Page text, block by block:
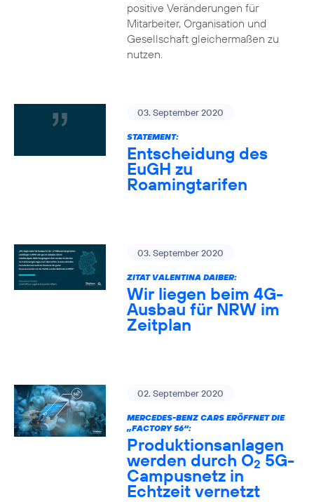
positive Veränderungen für
Mitarbeiter, Organisation und
Gesellschaft gleichermaßen zu
nutzen.
03. September 2020
STATEMENT:
Entscheidung des
EuGH zu
Roamingtarifen
03. September 2020
ZITAT VALENTINA DAIBER:
Wir liegen beim 4G-
Ausbau für NRW im
Zeitplan
02. September 2020
MERCEDES-BENZ CARS ERÖFFNET DIE
„FACTORY 56“:
Produktionsanlagen
werden durch O25G-
Campusnetz in
Echtzeit vernetzt